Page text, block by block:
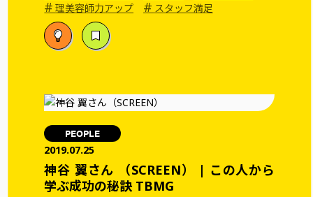
#理美容師力アップ # スタッフ満足
PEOPLE
2019.07.25
神谷 翼さん （SCREEN） | この人から
学ぶ成功の秘訣 TBMG